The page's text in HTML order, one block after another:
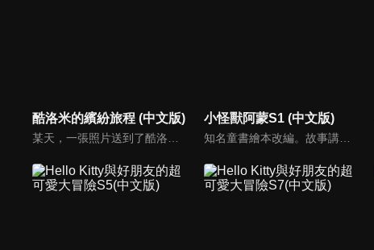
酷洛米的繽紛旅程 (中文版) 小怪獸阿蒙S1 (中文版)
知名童書繪本改編。故事講述的是小怪獸阿蒙醜醜的外表下，有著一顆敏感細膩的心。他希望有人能愛他，包容他，陪伴他，愛他本來的樣子。這個系列圍繞“愛”的主題，恰恰是父母對孩子所有愛的表現。